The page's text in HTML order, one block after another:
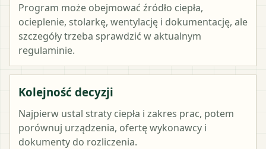
Program może obejmować źródło ciepła,
ocieplenie, stolarkę, wentylację i dokumentację, ale
szczegóły trzeba sprawdzić w aktualnym
regulaminie.
Kolejność decyzji
Najpierw ustal straty ciepła i zakres prac, potem
porównuj urządzenia, ofertę wykonawcy i
dokumenty do rozliczenia.